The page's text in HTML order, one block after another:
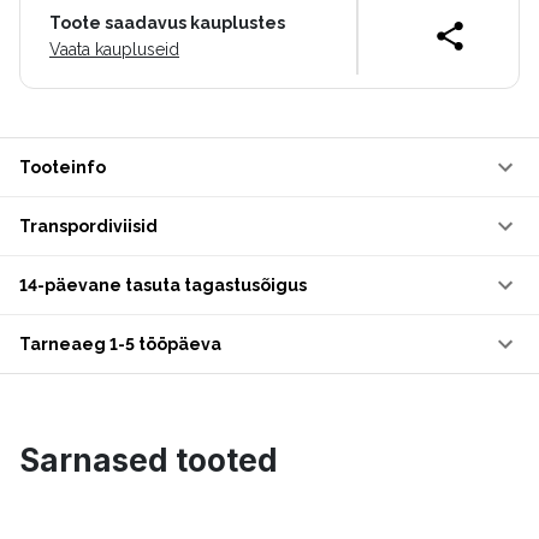
Toote saadavus kauplustes
Vaata kaupluseid
Tooteinfo
Transpordiviisid
14-päevane tasuta tagastusõigus
Tarneaeg 1-5 tööpäeva
Sarnased tooted